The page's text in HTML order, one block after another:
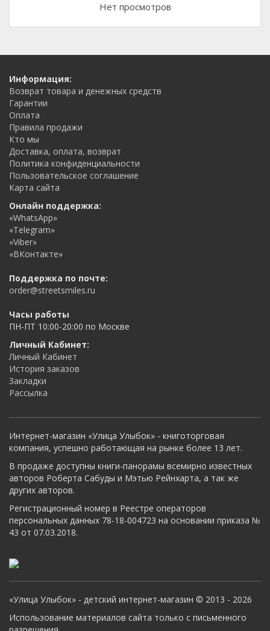
Нет просмотров
Информация:
Возврат товара и денежных средств
Гарантии
Оплата
Правила продажи
Кто мы
Доставка, оплата, возврат
Политика конфиденциальности
Пользовательское соглашение
Карта сайта
Онлайн поддержка:
«WhatsApp»
«Telegram»
«Viber»
«ВКонтакте»
Поддержка по почте:
order@streetsmiles.ru
Часы работы
ПН-ПТ 10:00-20:00 по Москве
Личный Кабинет:
Личный Кабинет
История заказов
Закладки
Рассылка
Интернет-магазин «Улица Улыбок» - книготорговая
компания, успешно работающая на рынке более 13 лет.
В продаже доступны книги-панорамы всемирно известных
авторов Роберта Сабуды и Мэтью Рейнхарта, а так же
других авторов.
Регистрационный номер в Реестре операторов
персональных данных 78-18-004723 на основании приказа №
43 от 07.03.2018.
«Улица Улыбок» - детский интернет-магазин © 2013 - 2026
Использование материалов сайта только с письменного